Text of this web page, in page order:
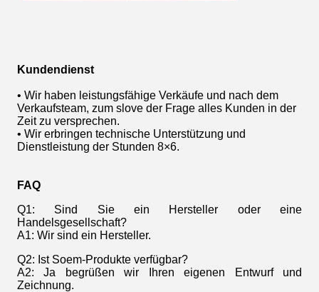
Kundendienst
• Wir haben leistungsfähige Verkäufe und nach dem
Verkaufsteam, zum slove der Frage alles Kunden in der
Zeit zu versprechen.
• Wir erbringen technische Unterstützung und
Dienstleistung der Stunden 8×6.
FAQ
Q1: Sind Sie ein Hersteller oder eine
Handelsgesellschaft?
A1: Wir sind ein Hersteller.
Q2: Ist Soem-Produkte verfügbar?
A2: Ja begrüßen wir Ihren eigenen Entwurf und
Zeichnung.